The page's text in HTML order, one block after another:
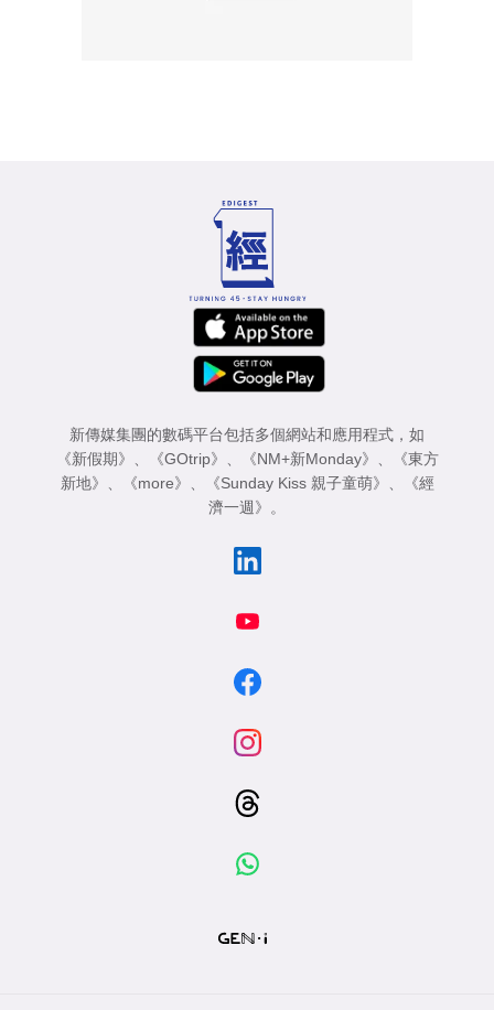
新傳媒集團的數碼平台包括多個網站和應用程式，如
《新假期》
《GOtrip》 《NM+新Monday》
《東方
新地》
《more》 《Sunday Kiss 親子童萌》
《經
濟一週》
。